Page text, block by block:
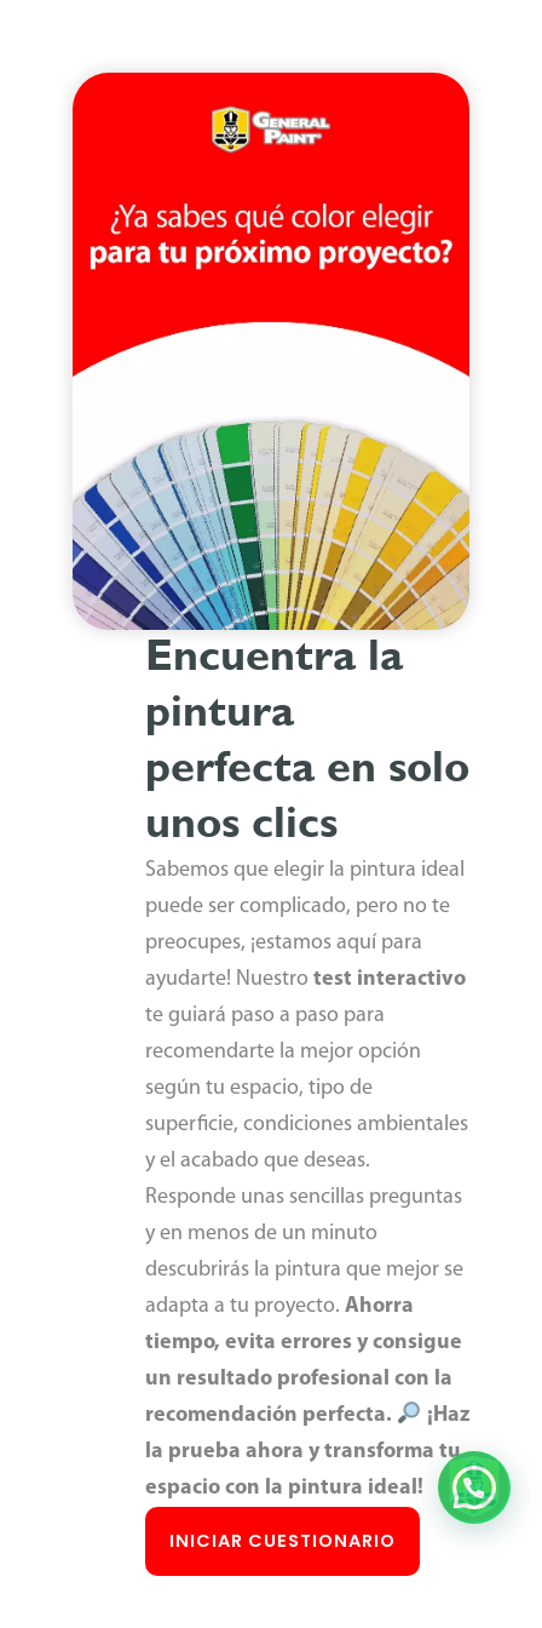
Encuentra la
pintura
perfecta en solo
unos clics
Sabemos que elegir la pintura ideal
puede ser complicado, pero no te
preocupes, ¡estamos aquí para
ayudarte! Nuestro test interactivo
te guiará paso a paso para
recomendarte la mejor opción
según tu espacio, tipo de
superficie, condiciones ambientales
y el acabado que deseas.
Responde unas sencillas preguntas
y en menos de un minuto
descubrirás la pintura que mejor se
adapta a tu proyecto. Ahorra
tiempo, evita errores y consigue
un resultado profesional con la
recomendación perfecta.
¡Haz
la prueba ahora y transforma tu
espacio con la pintura ideal!
INICIAR CUESTIONARIO